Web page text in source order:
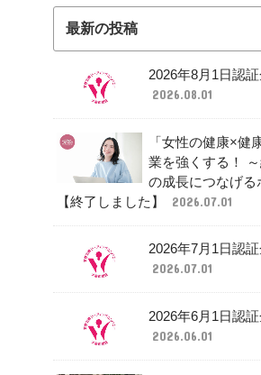
最新の投稿
2026年8月1日認
2026.08.01
「女性の健康×健
業を強くする！
の成長につなげる
【終了しました】
2026.07.01
2026年7月1日認
2026.07.01
2026年6月1日認
2026.06.01